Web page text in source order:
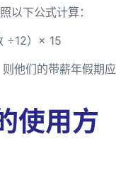
以下公式计算：
÷12）× 15
他们的带薪年假期应
使用方